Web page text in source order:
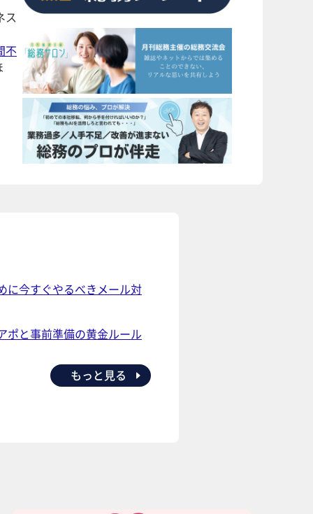
ス
不
今すぐやるべきメール対
と事前準備の黄金ルール
もっと見る